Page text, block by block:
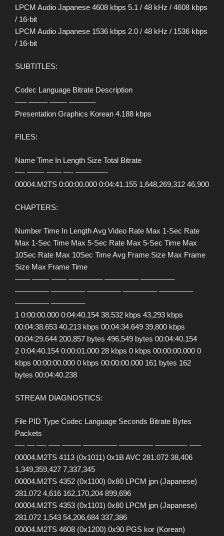
LPCM Audio Japanese 4608 kbps 5.1 / 48 kHz / 4608 kbps
/ 16-bit
LPCM Audio Japanese 1536 kbps 2.0 / 48 kHz / 1536 kbps
/ 16-bit
SUBTITLES:
Codec Language Bitrate Description
—– ——– ——- ———–
Presentation Graphics Korean 4.188 kbps
FILES:
Name Time In Length Size Total Bitrate
—- ——- —— —- ————-
00004.M2TS 0:00:00.000 0:04:41.155 1,648,269,312 46,900
CHAPTERS:
Number Time In Length Avg Video Rate Max 1-Sec Rate
Max 1-Sec Time Max 5-Sec Rate Max 5-Sec Time Max
10Sec Rate Max 10Sec Time Avg Frame Size Max Frame
Size Max Frame Time
—— ——- —— ————– ————– ————–
————– ————– ————– ————– ————–
————– ————–
1 0:00:00.000 0:04:40.154 38,532 kbps 43,293 kbps
00:04:38.653 40,213 kbps 00:04:34.649 39,800 kbps
00:04:29.644 200,857 bytes 496,549 bytes 00:04:40.154
2 0:04:40.154 0:00:01.000 28 kbps 0 kbps 00:00:00.000 0
kbps 00:00:00.000 0 kbps 00:00:00.000 161 bytes 162
bytes 00:04:40.238
STREAM DIAGNOSTICS:
File PID Type Codec Language Seconds Bitrate Bytes
Packets
—- — —- —– ——– ————– ————– ————- —–
00004.M2TS 4113 (0x1011) 0x1B AVC 281.072 38,406
1,349,359,427 7,337,345
00004.M2TS 4352 (0x1100) 0x80 LPCM jpn (Japanese)
281.072 4,616 162,170,204 899,696
00004.M2TS 4353 (0x1101) 0x80 LPCM jpn (Japanese)
281.072 1,543 54,206,684 337,386
00004.M2TS 4608 (0x1200) 0x90 PGS kor (Korean)